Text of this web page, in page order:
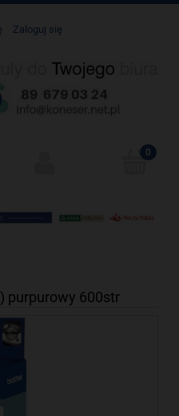
Zaloguj się
purpurowy 600str